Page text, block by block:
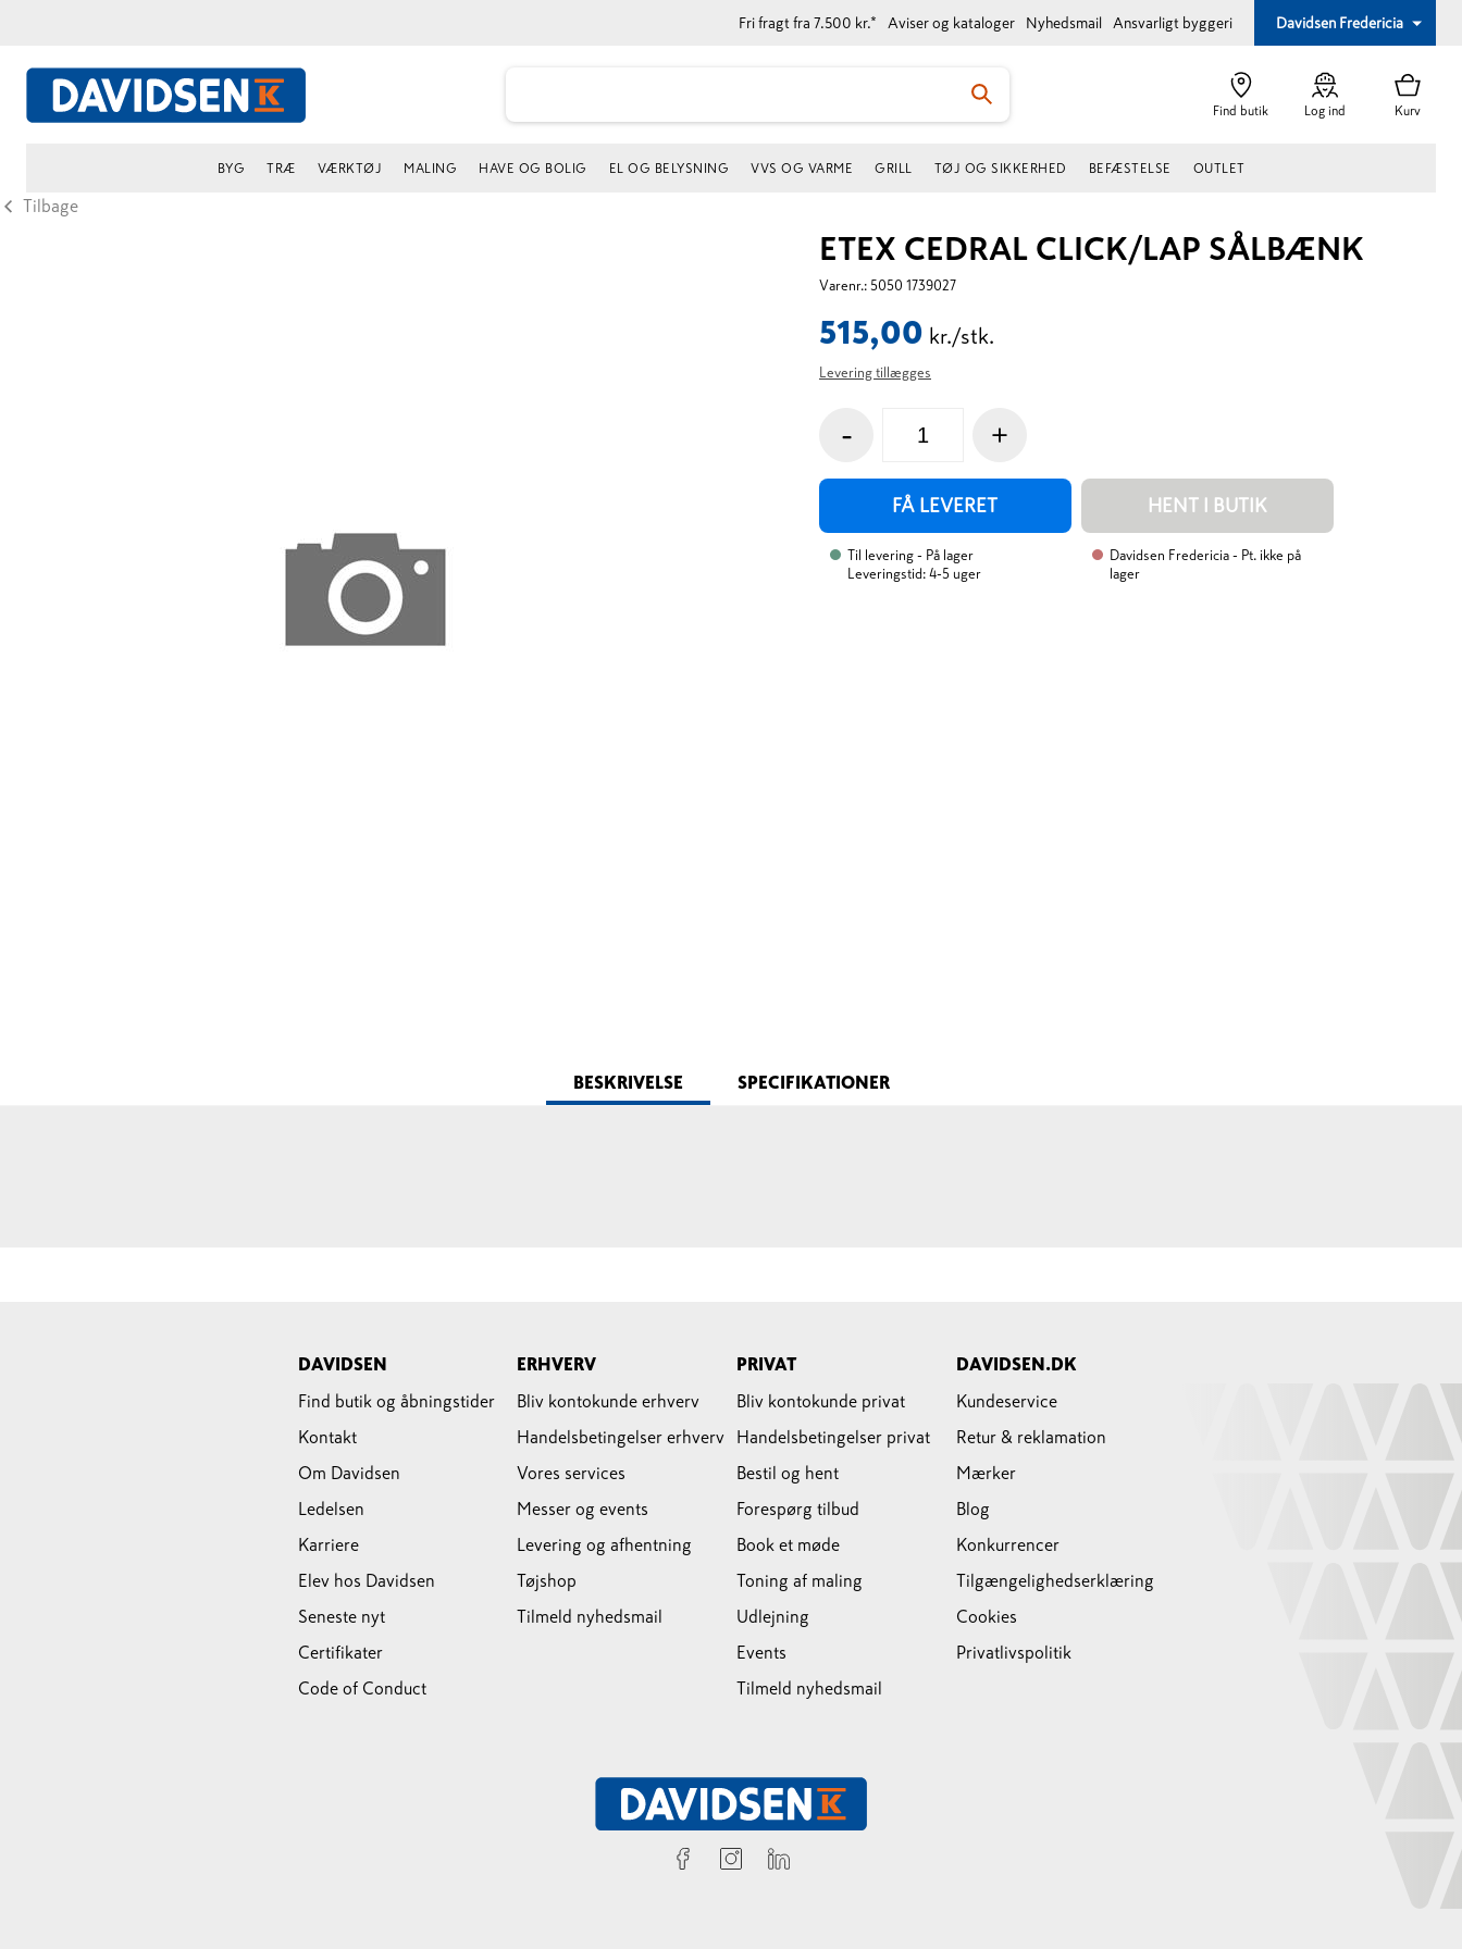
Fri fragt fra 7.500 kr.* Aviser og kataloger Nyhedsmail Ansvarligt byggeri Davidsen Fredericia
Find butik Log ind Kurv
BYG TRÆ VÆRKTØJ MALING HAVE OG BOLIG EL OG BELYSNING VVS OG VARME GRILL TØJ OG SIKKERHED BEFÆSTELSE OUTLET
Tilbage
ETEX CEDRAL CLICK/LAP SÅLBÆNK
Varenr.: 5050 1739027
515,00 kr./stk.
Levering tillægges
- +
FÅ LEVERET HENT I BUTIK
Til levering - På lager
Leveringstid: 4-5 uger
Davidsen Fredericia - Pt. ikke på
lager
BESKRIVELSE SPECIFIKATIONER
DAVIDSEN
Find butik og åbningstider
Kontakt
Om Davidsen
Ledelsen
Karriere
Elev hos Davidsen
Seneste nyt
Certifikater
Code of Conduct
ERHVERV
Bliv kontokunde erhverv
Handelsbetingelser erhverv
Vores services
Messer og events
Levering og afhentning
Tøjshop
Tilmeld nyhedsmail
PRIVAT
Bliv kontokunde privat
Handelsbetingelser privat
Bestil og hent
Forespørg tilbud
Book et møde
Toning af maling
Udlejning
Events
Tilmeld nyhedsmail
DAVIDSEN.DK
Kundeservice
Retur & reklamation
Mærker
Blog
Konkurrencer
Tilgængelighedserklæring
Cookies
Privatlivspolitik